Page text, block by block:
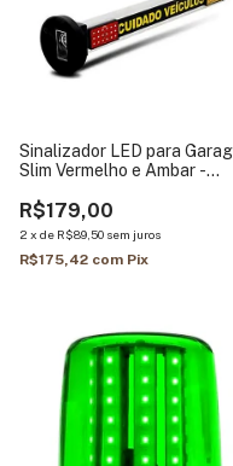
Sinalizador LED para
Slim Vermelho e Ambar -
R$179,00
2 x de R$89,50 sem juros
R$175,42 com Pix